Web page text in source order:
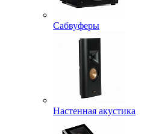
Сабвуферы
Настенная акустика